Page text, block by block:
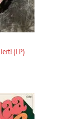
(LP)